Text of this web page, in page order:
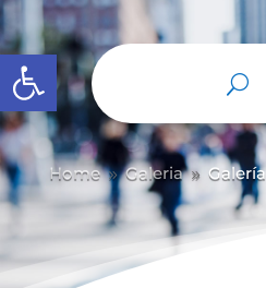
Abrir barra de herramientas
Home 9 Galeria 9 Galería